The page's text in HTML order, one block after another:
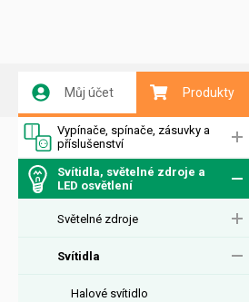
Můj účet Produkty
Vypínače, spínače, zásuvky a
příslušenství
Svítidla, světelné zdroje a
LED osvětlení
Světelné zdroje
Svítidla
Halové svítidlo